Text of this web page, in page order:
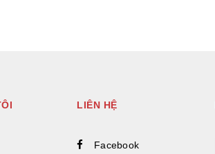
LIÊN HỆ
Facebook